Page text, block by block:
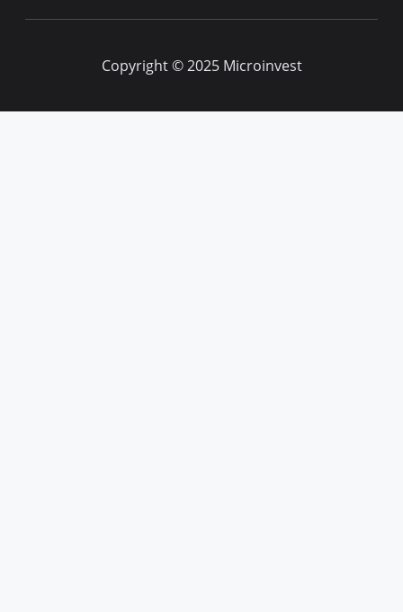
Copyright © 2025 Microinvest